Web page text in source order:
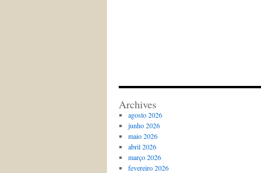
Archives
agosto 2026
junho 2026
maio 2026
abril 2026
março 2026
fevereiro 2026